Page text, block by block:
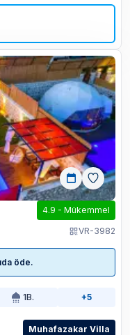
4.9 - Mükemmel
VR-3982
öde.
1B. +5
Muhafazakar Villa